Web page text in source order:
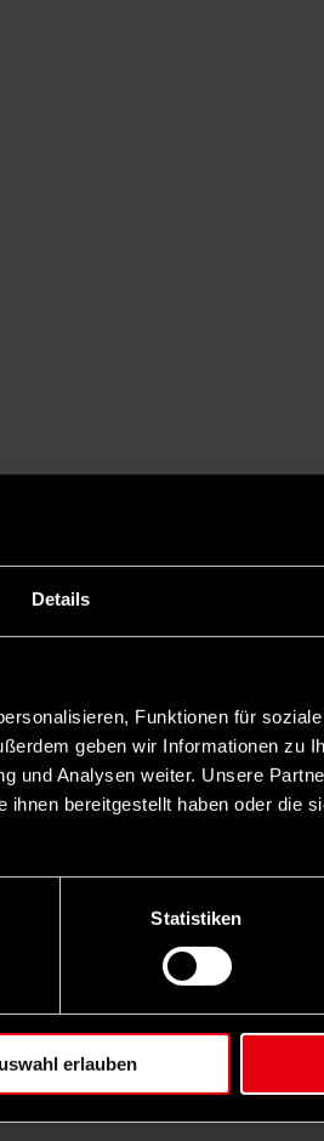
Details
Funktionen für
geben wir Informationen zu
und Analysen weiter. Unsere
bereitgestellt haben oder die
Statistiken
erlauben